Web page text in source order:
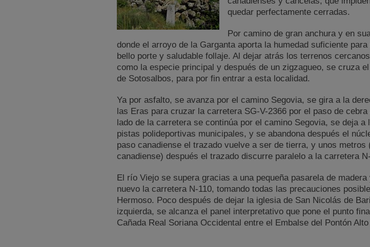
quedar perfectamente cerradas.
Por camino de gran anchura y en
donde el arroyo de la Garganta aporta la humedad suficiente
bello porte y saludable follaje. Al dejar atrás los terrenos
como la especie principal y después de un zigzagueo, se cruza
de Sotosalbos, para por fin entrar a esta localidad.
Ya por asfalto, se avanza por el camino Segovia, se gira a la
las Eras para cruzar la carretera SG-V-2366 por el paso de
lado de la carretera se continúa por el camino Segovia, se deja a
pistas polideportivas municipales, y se abandona después el
paso canadiense el trazado vuelve a ser de tierra, y unos metros
canadiense) después el trazado discurre paralelo a la carretera
El río Viejo se supera gracias a una pequeña pasarela de
nuevo la carretera N-110, tomando todas las precauciones
Hermoso. Poco después de dejar la iglesia de San Nicolás de
izquierda, se alcanza el panel interpretativo que pone el punto
Cañada Real Soriana Occidental entre el Embalse del Pontón